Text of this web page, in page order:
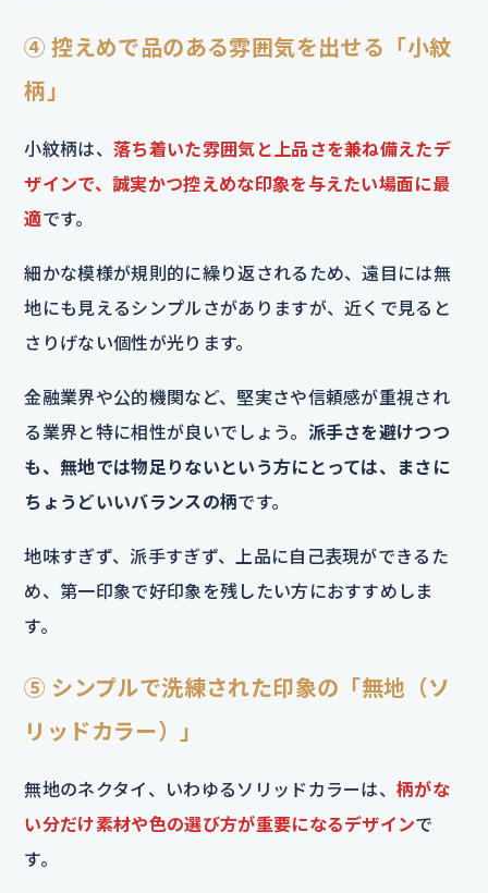
④ 控えめで品のある雰囲気を出せる「小紋
柄」
小紋柄は、 落ち着いた雰囲気と上品さを兼ね備えたデ
ザインで、誠実かつ控えめな印象を与えたい場面に最
適です。
細かな模様が規則的に繰り返されるため、遠目には無
地にも見えるシンプルさがありますが、近くで見ると
さりげない個性が光ります。
金融業界や公的機関など、堅実さや信頼感が重視され
る業界と特に相性が良いでしょう。 派手さを避けつつ
も、無地では物足りないという方にとっては、まさに
ちょうどいいバランスの柄です。
地味すぎず、派手すぎず、上品に自己表現ができるた
め、第一印象で好印象を残したい方におすすめしま
す。
⑤ シンプルで洗練された印象の「無地（ソ
リッドカラー）」
無地のネクタイ、いわゆるソリッドカラーは、柄がな
い分だけ素材や色の選び方が重要になるデザインで
す。